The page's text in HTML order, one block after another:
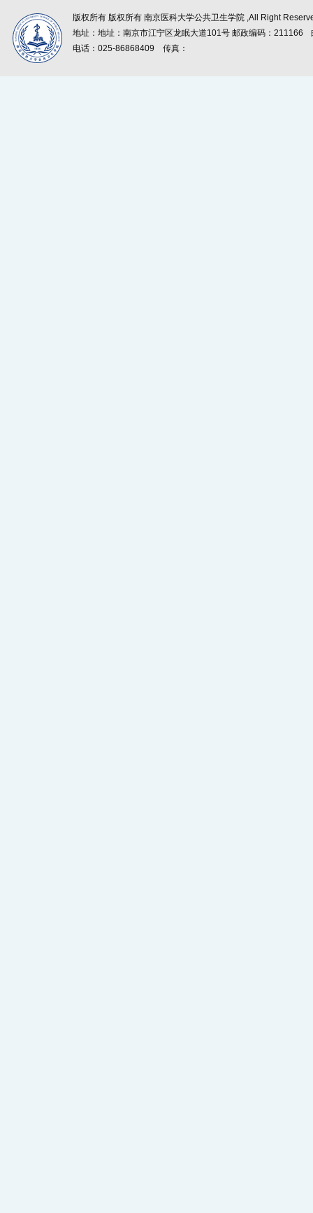
版权所有 版权所有 南京医科大学公共卫生学院 ,All Right
地址：地址：南京市江宁区龙眠大道101号 邮政编码：211166
电话：025-86868409
传真：